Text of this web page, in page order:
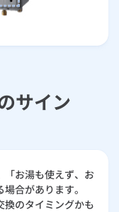
サイン
「お湯も使えず、お
合があります。
換のタイミングかも